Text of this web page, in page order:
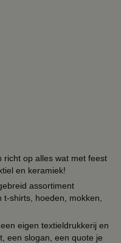
richt op alles wat met feest
en keramiek!
assortiment
shirts, hoeden, mokken,
eigen textieldrukkerij en
een slogan, een quote je